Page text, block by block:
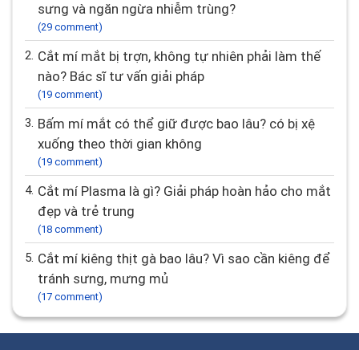
sưng và ngăn ngừa nhiễm trùng?
(29 comment)
2. Cắt mí mắt bị trợn, không tự nhiên phải làm thế
nào? Bác sĩ tư vấn giải pháp
(19 comment)
3. Bấm mí mắt có thể giữ được bao lâu? có bị xệ
xuống theo thời gian không
(19 comment)
4. Cắt mí Plasma là gì? Giải pháp hoàn hảo cho mắt
đẹp và trẻ trung
(18 comment)
5. Cắt mí kiêng thịt gà bao lâu? Vì sao cần kiêng để
tránh sưng, mưng mủ
(17 comment)